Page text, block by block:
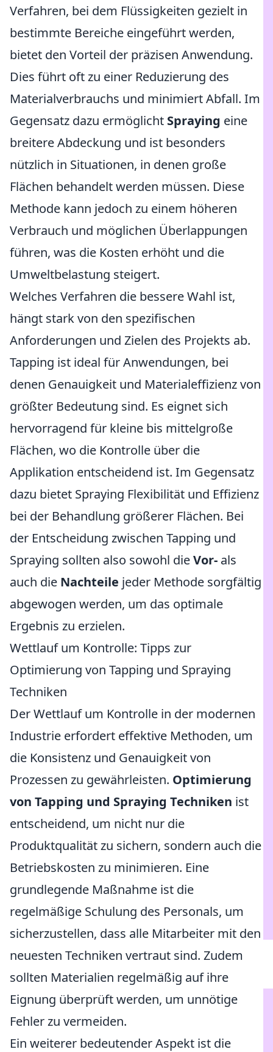
Verfahren, bei dem Flüssigkeiten gezielt in
bestimmte Bereiche eingeführt werden,
bietet den Vorteil der präzisen Anwendung.
Dies führt oft zu einer Reduzierung des
Materialverbrauchs und minimiert Abfall. Im
Gegensatz dazu ermöglicht Spraying eine
breitere Abdeckung und ist besonders
nützlich in Situationen, in denen große
Flächen behandelt werden müssen. Diese
Methode kann jedoch zu einem höheren
Verbrauch und möglichen Überlappungen
führen, was die Kosten erhöht und die
Umweltbelastung steigert.
Welches Verfahren die bessere Wahl ist,
hängt stark von den spezifischen
Anforderungen und Zielen des Projekts ab.
Tapping ist ideal für Anwendungen, bei
denen Genauigkeit und Materialeffizienz von
größter Bedeutung sind. Es eignet sich
hervorragend für kleine bis mittelgroße
Flächen, wo die Kontrolle über die
Applikation entscheidend ist. Im Gegensatz
dazu bietet Spraying Flexibilität und Effizienz
bei der Behandlung größerer Flächen. Bei
der Entscheidung zwischen Tapping und
Spraying sollten also sowohl dieVor- als
auch die Nachteile jeder Methode sorgfältig
abgewogen werden, um das optimale
Ergebnis zu erzielen.
Wettlauf um Kontrolle: Tipps zur
Optimierung von Tapping und Spraying
Techniken
Der Wettlauf um Kontrolle in der modernen
Industrie erfordert effektive Methoden, um
die Konsistenz und Genauigkeit von
Prozessen zu gewährleisten. Optimierung
von Tapping und Spraying Techniken ist
entscheidend, um nicht nur die
Produktqualität zu sichern, sondern auch die
Betriebskosten zu minimieren. Eine
grundlegende Maßnahme ist die
regelmäßige Schulung des Personals, um
sicherzustellen, dass alle Mitarbeiter mit den
neuesten Techniken vertraut sind. Zudem
sollten Materialien regelmäßig auf ihre
Eignung überprüft werden, um unnötige
Fehler zu vermeiden.
Ein weiterer bedeutender Aspekt ist die